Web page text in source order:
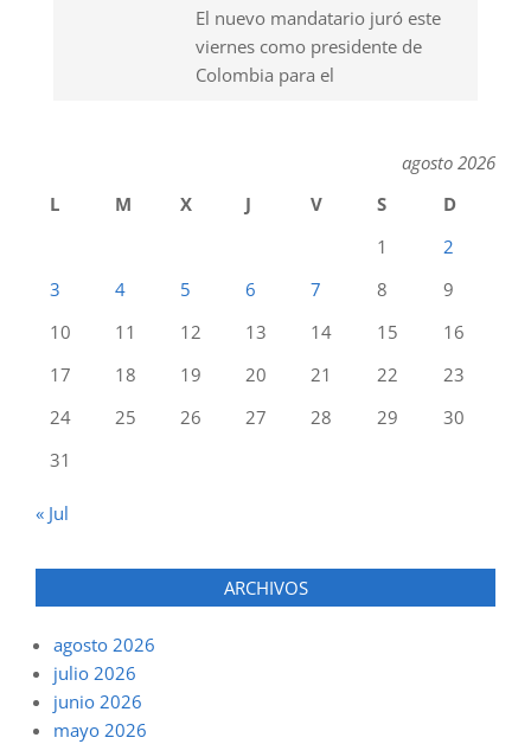
El nuevo mandatario juró este
viernes como presidente de
Colombia para el
agosto 2026
L
M X J V S
D
1
2
3
4 5 6 7 8
9
10
11 12 13 14 15
16
17
18 19 20 21 22
23
24
25 26 27 28 29
30
31
« Jul
ARCHIVOS
agosto 2026
julio 2026
junio 2026
mayo 2026